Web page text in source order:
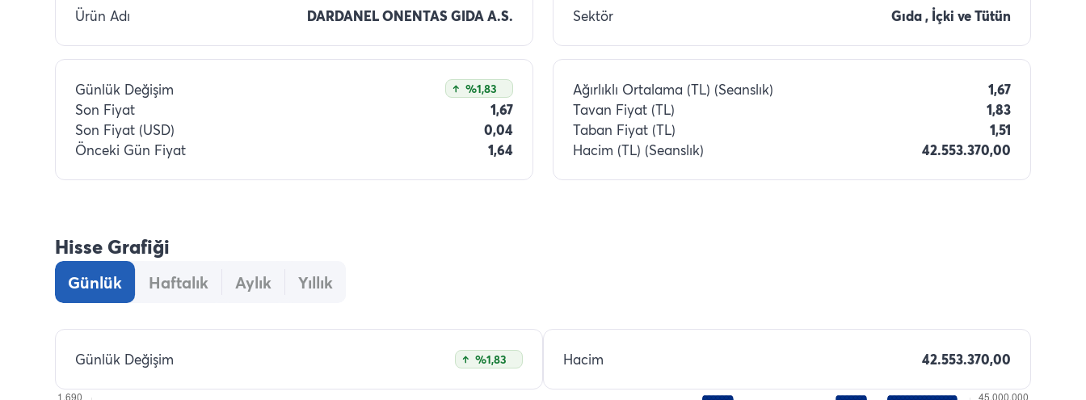
Ürün Adı DARDANEL ONENTAS GIDA A.S. Sektör Gıda , İçki ve Tütün
Günlük Değişim %1,83
Son Fiyat
1,67
Son Fiyat (USD)
0,04
Önceki Gün Fiyat
1,64
Ağırlıklı Ortalama (TL) (Seanslık)
1,67
Tavan Fiyat (TL)
1,83
Taban Fiyat (TL)
1,51
Hacim (TL) (Seanslık)
42.553.370,00
Hisse Grafiği
Günlük Haftalık Aylık Yıllık
Günlük Değişim %1,83 Hacim 42.553.370,00